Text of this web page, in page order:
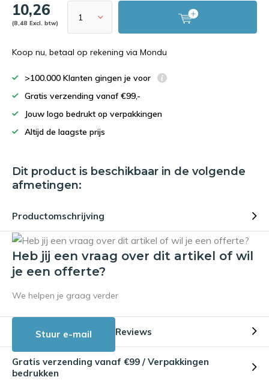
10,26
(8,48 Excl. btw)
Koop nu, betaal op rekening via Mondu
>100.000 Klanten gingen je voor
Gratis verzending vanaf €99,-
Jouw logo bedrukt op verpakkingen
Altijd de laagste prijs
Dit product is beschikbaar in de volgende
afmetingen:
Productomschrijving
Heb jij een vraag over dit artikel of wil
je een offerte?
We helpen je graag verder
Stuur e-mail Reviews
Gratis verzending vanaf €99 / Verpakkingen
bedrukken